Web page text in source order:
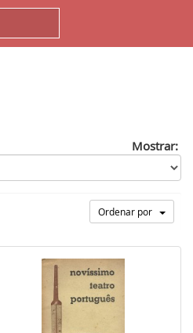
Mostrar:
Ordenar por